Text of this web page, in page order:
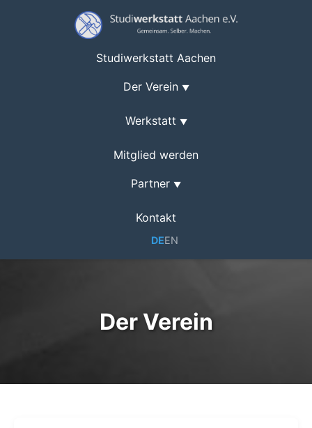
Studiwerkstatt Aachen
Der Verein ▼
Werkstatt ▼
Mitglied werden
Partner ▼
Kontakt
DEEN
Der Verein